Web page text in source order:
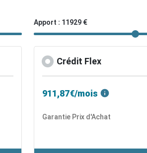
Apport : 11929 €
Crédit Flex
911,87€/mois
Garantie Prix d'Achat